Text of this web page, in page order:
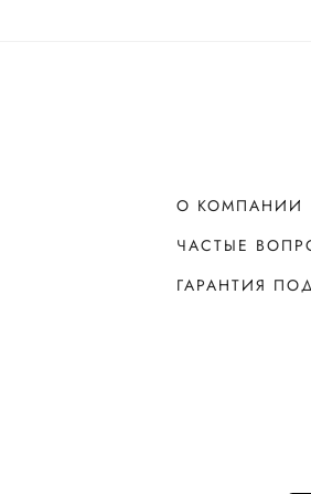
О КОМПАНИИ
ЧАСТЫЕ
ГАРАНТИЯ